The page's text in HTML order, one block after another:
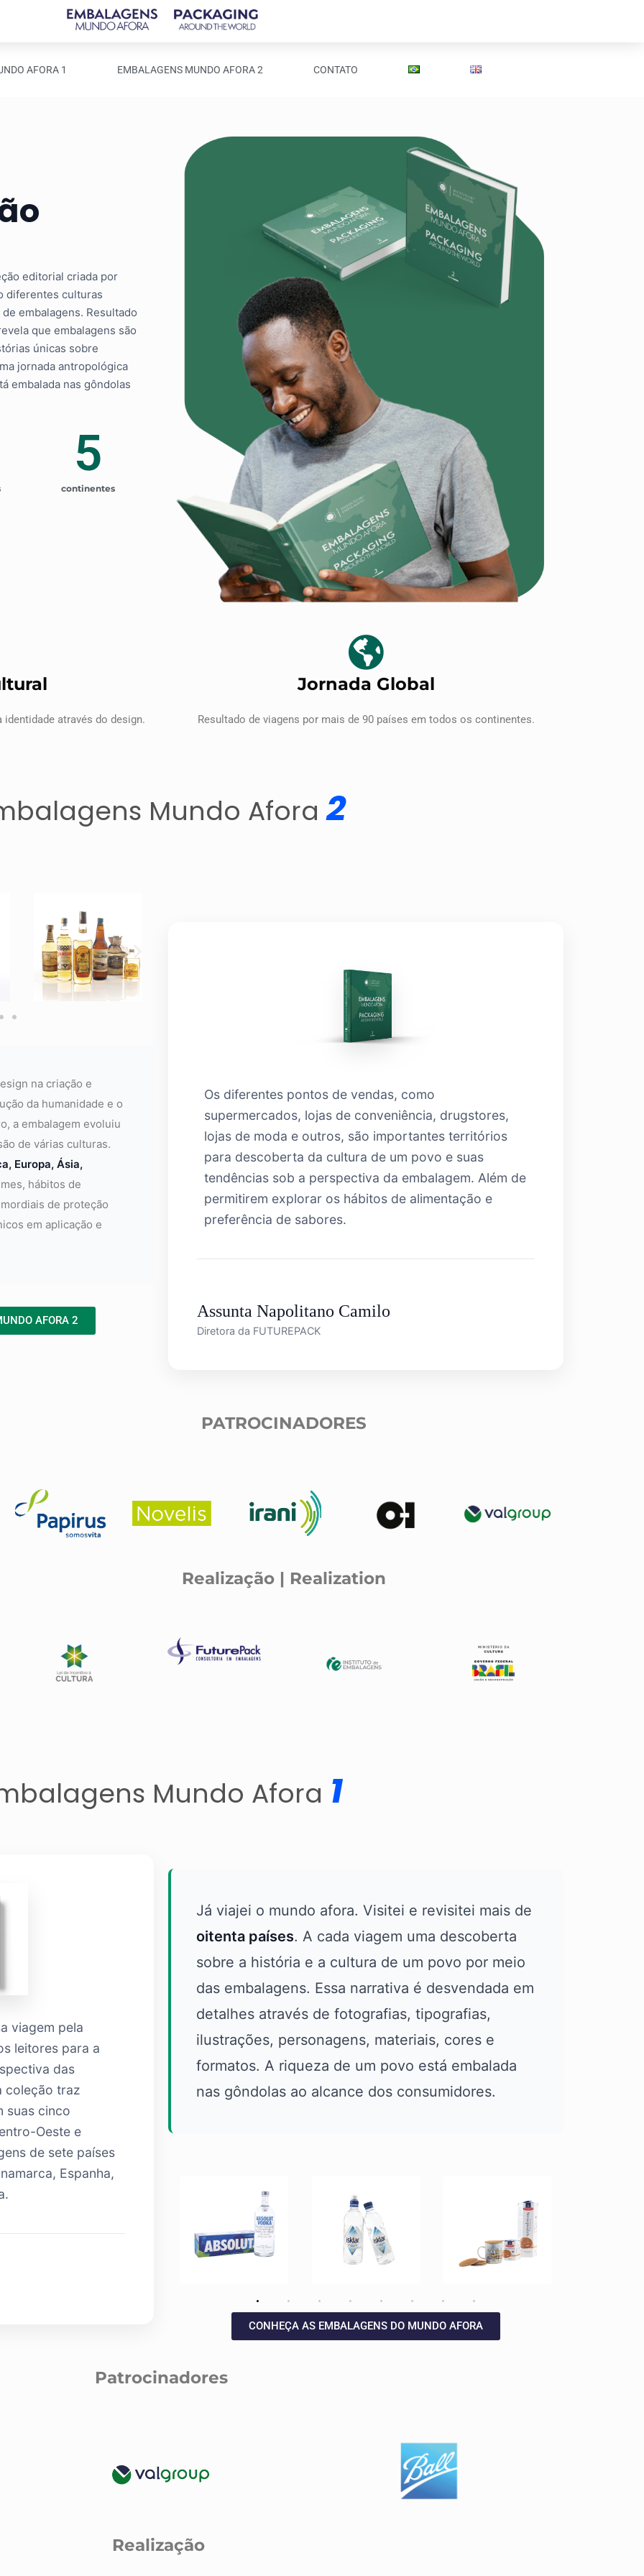
AFORA 1 EMBALAGENS MUNDO AFORA 2 CONTATO
editorial criada por
diferentes culturas
embalagens. Resultado
que embalagens são
únicas sobre
jornada antropológica
embalada nas gôndolas
continentes
5
através do design.
Jornada Global
Resultado de viagens por mais de 90 países em todos os continentes.
Mundo Afora2
na criação e
da humanidade e o
a embalagem evoluiu
de várias culturas.
Europa, Ásia,
hábitos de
de proteção
em aplicação e
AFORA 2
Os diferentes pontos de vendas, como
supermercados, lojas de conveniência, drugstores,
lojas de moda e outros, são importantes territórios
para descoberta da cultura de um povo e suas
tendências sob a perspectiva da embalagem. Além de
permitirem explorar os hábitos de alimentação e
preferência de sabores.
Assunta Napolitano Camilo
Diretora da FUTUREPACK
PATROCINADORES
Realização | Realization
Mundo Afora 1
viagem pela
leitores para a
das
coleção traz
suas cinco
Oeste e
de sete países
Espanha,
Já viajei o mundo afora. Visitei e revisitei mais de
oitenta países. A cada viagem uma descoberta
sobre a história e a cultura de um povo por meio
das embalagens. Essa narrativa é desvendada em
detalhes através de fotografias, tipografias,
ilustrações, personagens, materiais, cores e
formatos. A riqueza de um povo está embalada
nas gôndolas ao alcance dos consumidores.
CONHEÇA AS EMBALAGENS DO MUNDO AFORA
Patrocinadores
Realização